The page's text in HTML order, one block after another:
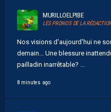
MURILLOELPIBE
LES PRONOS DE LA
Nos visions d'aujourd'hui ne
demain... Une blessure
pailladin inarrêtable? ...
8 minutes ago